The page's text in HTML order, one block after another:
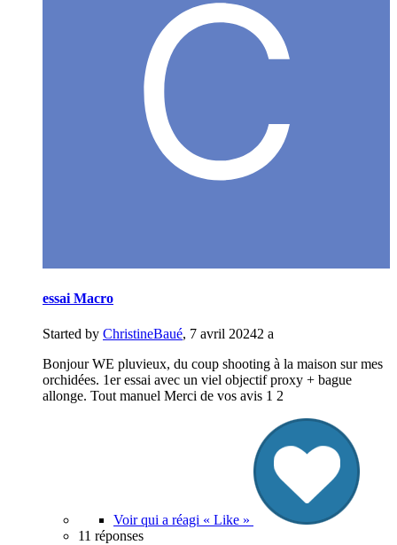
essai Macro
Started by ChristineBaué, 7 avril 20242 a
Bonjour WE pluvieux, du coup shooting à la maison sur mes
orchidées. 1er essai avec un viel objectif proxy + bague
allonge. Tout manuel Merci de vos avis 1 2
Voir qui a réagi « Like »
11 réponses